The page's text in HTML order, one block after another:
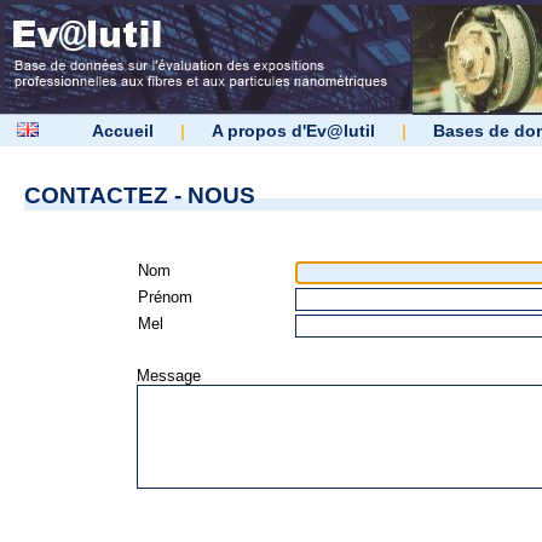
Accueil | A propos d'Ev@lutil | Bases de
CONTACTEZ - NOUS
Nom
Prénom
Mel
Message